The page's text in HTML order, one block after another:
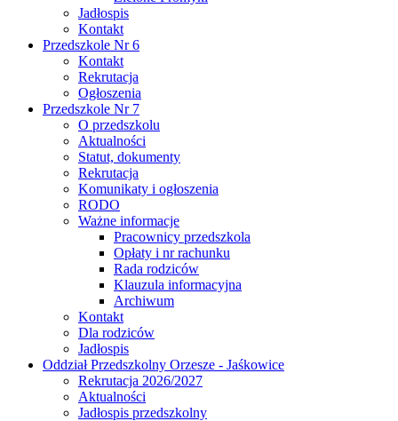
Jadłospis
Kontakt
Przedszkole Nr 6
Kontakt
Rekrutacja
Ogłoszenia
Przedszkole Nr 7
O przedszkolu
Aktualności
Statut, dokumenty
Rekrutacja
Komunikaty i ogłoszenia
RODO
Ważne informacje
Pracownicy przedszkola
Opłaty i nr rachunku
Rada rodziców
Klauzula informacyjna
Archiwum
Kontakt
Dla rodziców
Jadłospis
Oddział Przedszkolny Orzesze - Jaśkowice
Rekrutacja 2026/2027
Aktualności
Jadłospis przedszkolny